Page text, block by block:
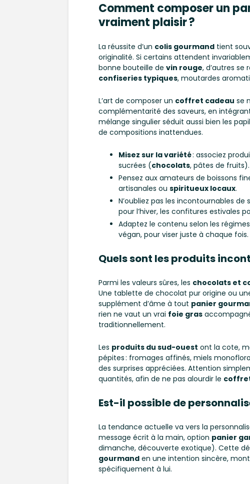
Comment composer un
vraiment plaisir ?
La réussite d’un colis gourmand tient
originalité. Si certains attendent
bonne bouteille de vin rouge, d’autres se
confiseries typiques, moutardes
L’art de composer un coffret cadeau se
complémentarité des saveurs, en
mélange singulier séduit aussi bien les
de compositions inattendues.
Misez sur la variété: associez
sucrées (chocolats, pâtes de fruits).
Pensez aux amateurs de boissons
artisanales ou spiritueux locaux.
N’oubliez pas les incontournables
pour l’hiver, les confitures estivales
Adaptez le contenu selon les
végan, pour viser juste à chaque fois.
Quels sont les produits
Parmi les valeurs sûres, les chocolats et
Une tablette de chocolat pur origine ou
supplément d’âme à tout panier
rien ne vaut un vrai foie gras
traditionnellement.
Les produits du sud-ouest ont la cote,
pépites : fromages affinés, miels
des surprises appréciées. Attention
quantités, afin de ne pas alourdir le
Est-il possible de
La tendance actuelle va vers la
message écrit à la main, option panier
dimanche, découverte exotique). Cette
gourmand en une intention sincère,
spécifiquement à lui.